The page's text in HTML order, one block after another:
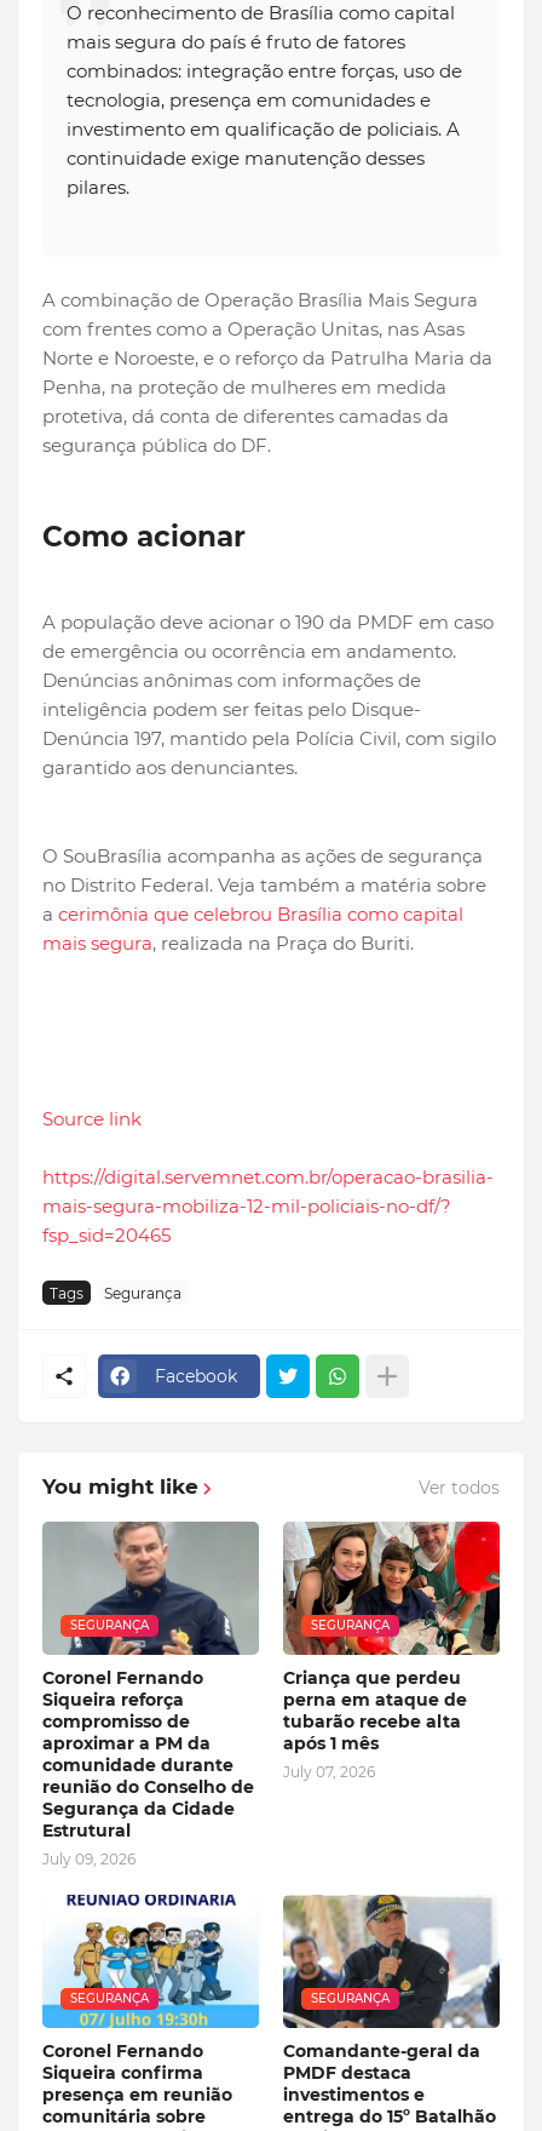
O reconhecimento de Brasília como capital
mais segura do país é fruto de fatores
combinados: integração entre forças, uso de
tecnologia, presença em comunidades e
investimento em qualificação de policiais. A
continuidade exige manutenção desses
pilares.
A combinação de Operação Brasília Mais Segura
com frentes como a Operação Unitas, nas Asas
Norte e Noroeste, e o reforço da Patrulha Maria da
Penha, na proteção de mulheres em medida
protetiva, dá conta de diferentes camadas da
segurança pública do DF.
Como acionar
A população deve acionar o 190 da PMDF em caso
de emergência ou ocorrência em andamento.
Denúncias anônimas com informações de
inteligência podem ser feitas pelo Disque-
Denúncia 197, mantido pela Polícia Civil, com sigilo
garantido aos denunciantes.
O SouBrasília acompanha as ações de segurança
no Distrito Federal. Veja também a matéria sobre
a cerimônia que celebrou Brasília como capital
mais segura, realizada na Praça do Buriti.
Source link
https://digital.servemnet.com.br/operacao-brasilia-
mais-segura-mobiliza-12-mil-policiais-no-df/?
fsp_sid=20465
Tags Segurança
Facebook
You might like Ver todos
SEGURANÇA
Coronel Fernando
Siqueira reforça
compromisso de
aproximar a PM da
comunidade durante
reunião do Conselho de
Segurança da Cidade
Estrutural
July 09, 2026
SEGURANÇA
Criança que perdeu
perna em ataque de
tubarão recebe alta
após 1 mês
July 07, 2026
SEGURANÇA
Coronel Fernando
Siqueira confirma
presença em reunião
comunitária sobre
SEGURANÇA
Comandante-geral da
PMDF destaca
investimentos e
entrega do 15º Batalhão